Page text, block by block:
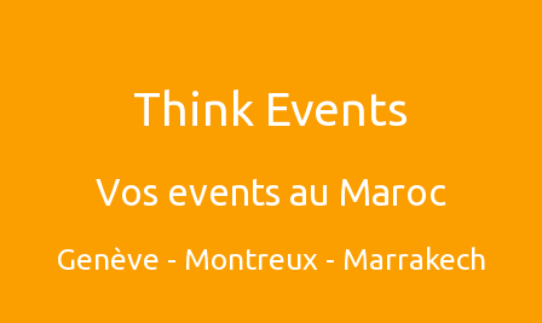
Think Events
Vos events au Maroc
Genève - Montreux - Marrakech